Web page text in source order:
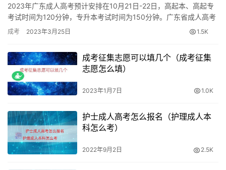
2023年广东成人高考预计安排在10月21日-22日，高起本、高起专
考试时间为120分钟，专升本考试时间为150分钟。广东省成人高考
网上报名时间预计在8月中下旬，报考时间为10月-…
成考 2023年3月25日 1.5K
成考征集志愿可以填几个（成考征集
志愿怎么填）
2023年1月7日 1.0K
护士成人高考怎么报名（护理成人本
科怎么考）
2022年9月2日 2.5K